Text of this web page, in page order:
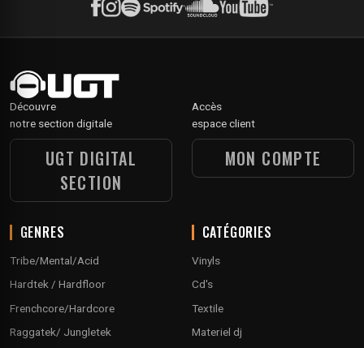
Découvre
notre section digitale
UGT DIGITAL
SECTION
Accès
espace client
MON COMPTE
GENRES
Tribe/Mental/Acid
Hardtek / Hardfloor
Frenchcore/Hardcore
Raggatek/ Jungletek
CATÉGORIES
Vinyls
Cd's
Textile
Materiel dj